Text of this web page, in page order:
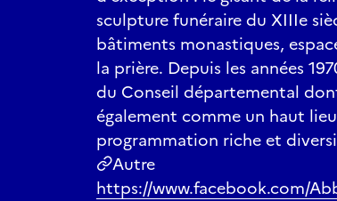
sculpture funéraire du XIIIe
bâtiments monastiques,
la prière. Depuis les années
du Conseil départemental
également comme un haut
programmation riche et
Autre
https://www.facebook.com/